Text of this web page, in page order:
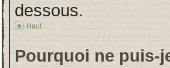
dessous.
Haut
Pourquoi ne puis-